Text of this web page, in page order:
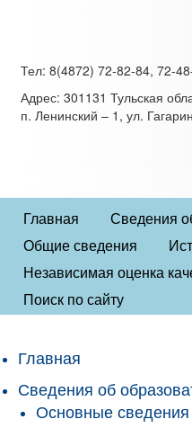
Тел: 8(4872) 72-82-84, 72-
Адрес: 301131 Тульская
п. Ленинский – 1, ул.
Главная
Сведения
Общие сведения
Независимая оценка
Поиск по сайту
Главная
Сведения об
Основные сведения